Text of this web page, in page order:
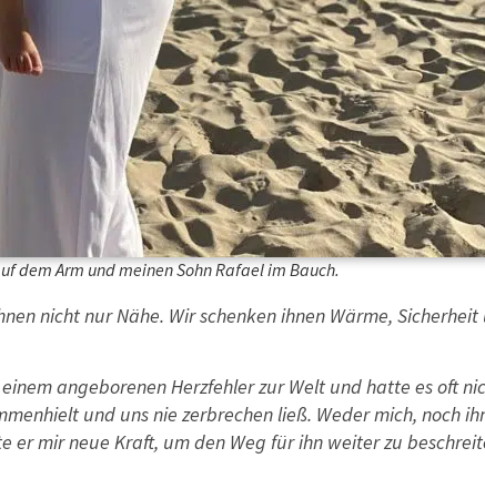
dem Arm und meinen Sohn Rafael im Bauch.
nicht nur Nähe. Wir schenken ihnen Wärme, Sicherheit
angeborenen Herzfehler zur Welt und hatte es oft
und uns nie zerbrechen ließ. Weder mich, noch
er mir neue Kraft, um den Weg für ihn weiter zu